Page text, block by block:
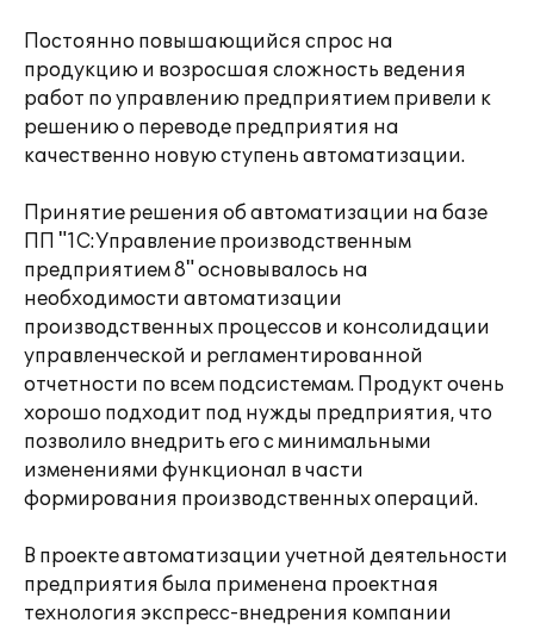
Постоянно повышающийся спрос на
продукцию и возросшая сложность ведения
работ по управлению предприятием привели к
решению о переводе предприятия на
качественно новую ступень автоматизации.
Принятие решения об автоматизации на базе
ПП "1С:Управление производственным
предприятием 8" основывалось на
необходимости автоматизации
производственных процессов и консолидации
управленческой и регламентированной
отчетности по всем подсистемам. Продукт очень
хорошо подходит под нужды предприятия, что
позволило внедрить его с минимальными
изменениями функционал в части
формирования производственных операций.
В проекте автоматизации учетной деятельности
предприятия была применена проектная
технология экспресс-внедрения компании